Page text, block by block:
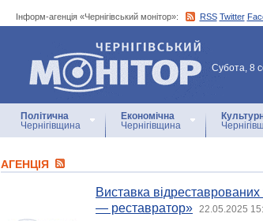
Інформ-агенція «Чернігівський монітор»: RSS Twitter
Інформ-агенція
«Чернігівський монітор»
Субота, 8
Політична
Чернігівщина
Економічна
Чернігівщина
АГЕНЦIЯ
Виставка
— реставратор»
22.05.2025